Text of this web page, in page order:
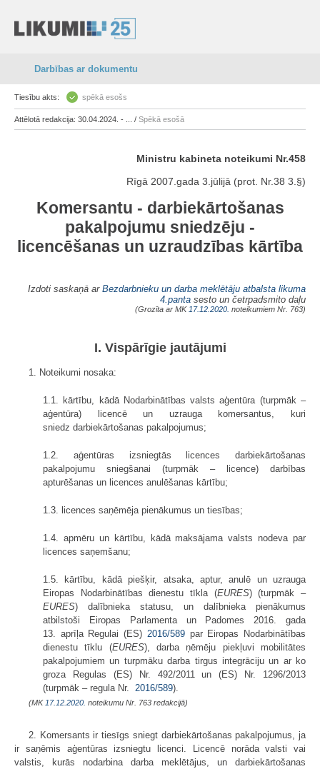
Darbības ar dokumentu
Tiesību akts: spēkā esošs
Attēlotā redakcija: 30.04.2024. - ... / Spēkā esošā
Ministru kabineta noteikumi Nr.458
Rīgā 2007.gada 3.jūlijā (prot. Nr.38 3.§)
Komersantu - darbiekārtošanas
pakalpojumu sniedzēju -
licencēšanas un uzraudzības kārtība
Izdoti saskaņā ar Bezdarbnieku un darba meklētāju atbalsta likuma
4.panta sesto un četrpadsmito daļu
(Grozīta ar MK 17.12.2020. noteikumiem Nr. 763)
I. Vispārīgie jautājumi
1. Noteikumi nosaka:
1.1. kārtību, kādā Nodarbinātības valsts aģentūra (turpmāk –
aģentūra) licencē un uzrauga komersantus, kuri
sniedz darbiekārtošanas pakalpojumus;
1.2. aģentūras izsniegtās licences darbiekārtošanas
pakalpojumu sniegšanai (turpmāk – licence) darbības
apturēšanas un licences anulēšanas kārtību;
1.3. licences saņēmēja pienākumus un tiesības;
1.4. apmēru un kārtību, kādā maksājama valsts nodeva par
licences saņemšanu;
1.5. kārtību, kādā piešķir, atsaka, aptur, anulē un uzrauga
Eiropas Nodarbinātības dienestu tīkla (EURES) (turpmāk –
EURES) dalībnieka statusu, un dalībnieka pienākumus
atbilstoši Eiropas Parlamenta un Padomes 2016. gada
13. aprīļa Regulai (ES) 2016/589par Eiropas Nodarbinātības
dienestu tīklu (EURES), darba ņēmēju piekļuvi mobilitātes
pakalpojumiem un turpmāku darba tirgus integrāciju un ar ko
groza Regulas (ES) Nr. 492/2011 un (ES) Nr. 1296/2013
(turpmāk – regula Nr. 2016/589).
(MK 17.12.2020. noteikumu Nr. 763 redakcijā)
2. Komersants ir tiesīgs sniegt darbiekārtošanas pakalpojumus, ja
ir saņēmis aģentūras izsniegtu licenci. Licencē norāda valsti vai
valstis, kurās nodarbina darba meklētājus, un darbiekārtošanas